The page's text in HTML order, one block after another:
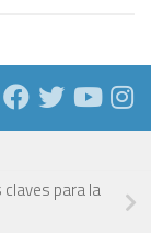
para la